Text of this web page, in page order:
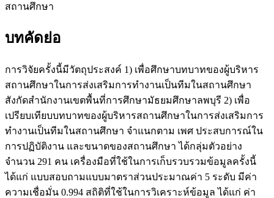
สถานศึกษา
บทคัดย่อ
การวิจัยครั้งนี้มีวัตถุประสงค์ 1) เพื่อศึกษาบทบาทของผู้บริหาร
สถานศึกษาในการส่งเสริมการทำงานเป็นทีมในสถานศึกษา
สังกัดสำนักงานเขตพื้นที่การศึกษามัธยมศึกษาลพบุรี 2) เพื่อ
เปรียบเทียบบทบาทของผู้บริหารสถานศึกษาในการส่งเสริมการ
ทำงานเป็นทีมในสถานศึกษา จำแนกตาม เพศ ประสบการณ์ใน
การปฏิบัติงาน และขนาดของสถานศึกษา ได้กลุ่มตัวอย่าง
จำนวน 291 คน เครื่องมือที่ใช้ในการเก็บรวบรวมข้อมูลครั้งนี้
ได้แก่ แบบสอบถามแบบมาตราส่วนประมาณค่า 5 ระดับ มีค่า
ความเชื่อมั่น 0.994 สถิติที่ใช้ในการวิเคราะห์ข้อมูล ได้แก่ ค่า